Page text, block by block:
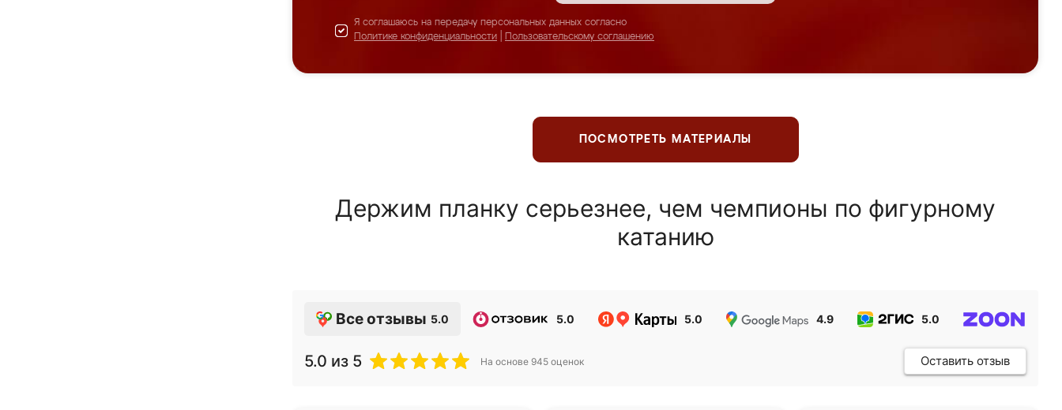
Я соглашаюсь на передачу персональных данных согласно
Политике конфиденциальности
Пользовательскому соглашению
ПОСМОТРЕТЬ МАТЕРИАЛЫ
Держим планку серьезнее, чем чемпионы по фигурному
катанию
Все отзывы 5.0 5.0 5.0 4.9 5.0
5.0 из 5 На основе 945 оценок Оставить отзыв